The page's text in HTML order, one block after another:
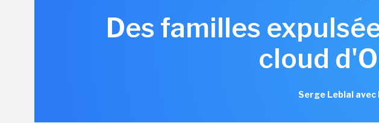
Des familles
cloud
Serge Leblal avec